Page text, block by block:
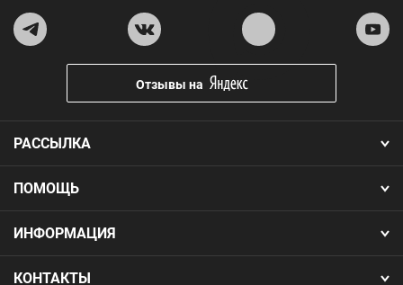
ПОМОЩЬ
ИНФОРМАЦИЯ
КОНТАКТЫ
РАССЫЛКА
Отзывы на